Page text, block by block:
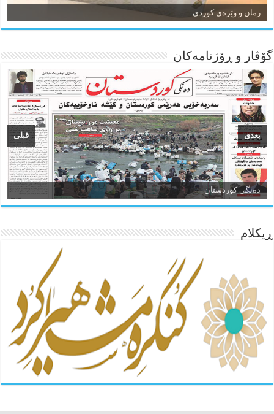
زمان و وێژەی کوردی
گۆڤار و ڕۆژنامه‌کان
ده‌نگی کوردستان
ئاژانسی هەواڵی مێهر
قبلی بعدی
ڕیکلام